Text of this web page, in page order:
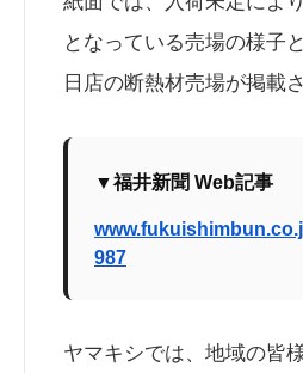
となっている売場の様子
日店の断熱材売場が掲載
▼福井新聞 Web記事
987
ヤマキシでは、地域の皆